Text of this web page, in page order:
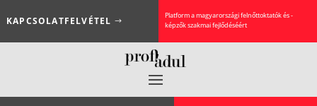
KAPCSOLATFELVÉTEL
Platform a magyarországi felnőttoktatók és -
képzők szakmai fejlődéséért